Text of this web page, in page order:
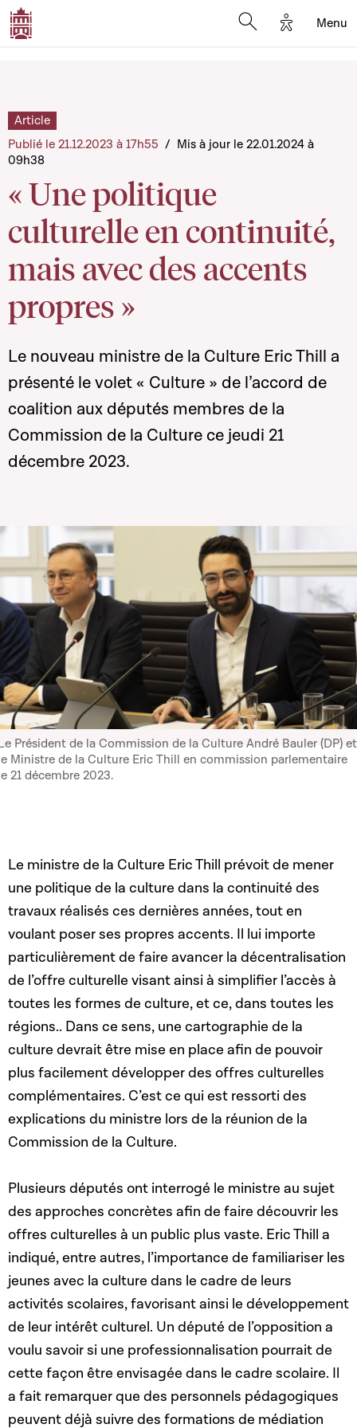
Options
Menu
« Une politique
culturelle en continuité,
mais avec des accents
propres »
Article
Publié le 21.12.2023 à 17h55 / Mis à jour le 22.01.2024 à
09h38
Le nouveau ministre de la Culture Eric Thill a
présenté le volet « Culture » de l’accord de
coalition aux députés membres de la
Commission de la Culture ce jeudi 21
décembre 2023.
Président de la Commission de la Culture André Bauler (DP) et
Ministre de la Culture Eric Thill en commission parlementaire
21 décembre 2023.
Le ministre de la Culture Eric Thill prévoit de mener
une politique de la culture dans la continuité des
travaux réalisés ces dernières années, tout en
voulant poser ses propres accents. Il lui importe
particulièrement de faire avancer la décentralisation
de l’offre culturelle visant ainsi à simplifier l’accès à
toutes les formes de culture, et ce, dans toutes les
régions.. Dans ce sens, une cartographie de la
culture devrait être mise en place afin de pouvoir
plus facilement développer des offres culturelles
complémentaires. C’est ce qui est ressorti des
explications du ministre lors de la réunion de la
Commission de la Culture.
Plusieurs députés ont interrogé le ministre au sujet
des approches concrètes afin de faire découvrir les
offres culturelles à un public plus vaste. Eric Thill a
indiqué, entre autres, l’importance de familiariser les
jeunes avec la culture dans le cadre de leurs
activités scolaires, favorisant ainsi le développement
de leur intérêt culturel. Un député de l’opposition a
voulu savoir si une professionnalisation pourrait de
cette façon être envisagée dans le cadre scolaire. Il
a fait remarquer que des personnels pédagogiques
peuvent déjà suivre des formations de médiation